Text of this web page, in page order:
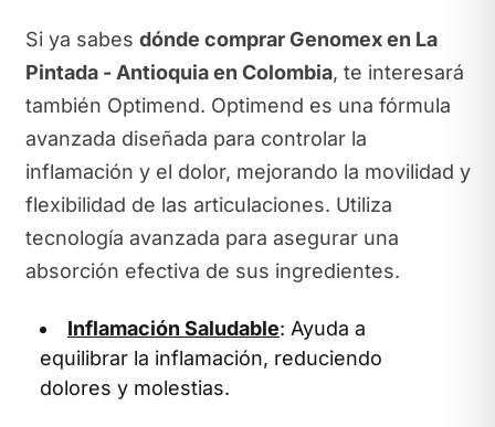
Si ya sabes dónde comprar Genomex en La
Pintada - Antioquia en Colombia, te interesará
también Optimend. Optimend es una fórmula
avanzada diseñada para controlar la
inflamación y el dolor, mejorando la movilidad y
flexibilidad de las articulaciones. Utiliza
tecnología avanzada para asegurar una
absorción efectiva de sus ingredientes.
Inflamación Saludable: Ayuda a
equilibrar la inflamación, reduciendo
dolores y molestias.